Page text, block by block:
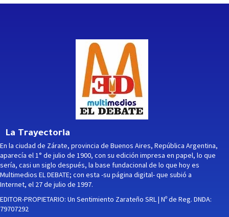
La Trayectoria
En la ciudad de Zárate, provincia de Buenos Aires, República Argentina,
aparecía el 1° de julio de 1900, con su edición impresa en papel, lo que
sería, casi un siglo después, la base fundacional de lo que hoy es
Multimedios EL DEBATE; con esta -su página digital- que subió a
Internet, el 27 de julio de 1997.
EDITOR-PROPIETARIO: Un Sentimiento Zarateño SRL | Nº de Reg. DNDA:
79707292